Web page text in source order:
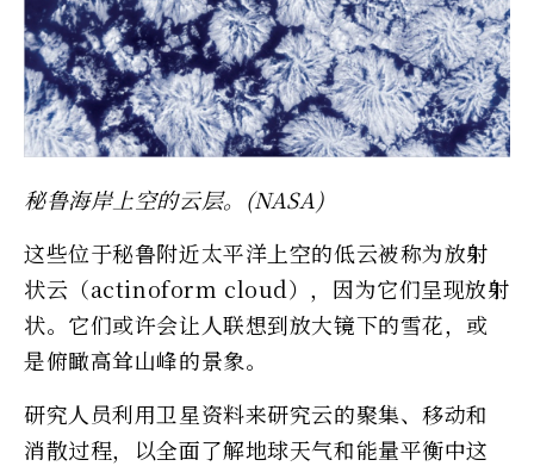
秘鲁海岸上空的云层。(NASA)
这些位于秘鲁附近太平洋上空的低云被称为放射
状云（actinoform cloud），因为它们呈现放射
状。它们或许会让人联想到放大镜下的雪花，或
是俯瞰高耸山峰的景象。
研究人员利用卫星资料来研究云的聚集、移动和
消散过程，以全面了解地球天气和能量平衡中这